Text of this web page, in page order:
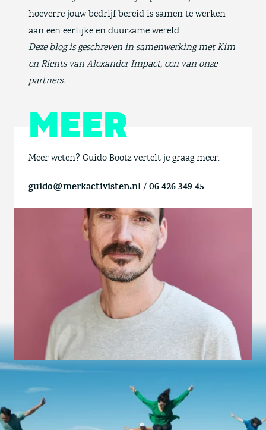
hoeverre jouw bedrijf bereid is samen te werken
aan een eerlijke en duurzame wereld.
Deze blog is geschreven in samenwerking met Kim
en Rients van Alexander Impact, een van onze
partners.
MEER
Meer weten? Guido Bootz vertelt je graag meer.
guido@merkactivisten.nl / 06 426 349 45